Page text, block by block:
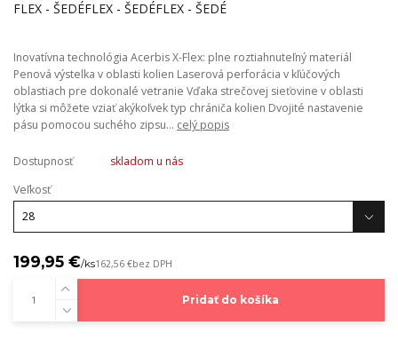
Inovatívna technológia Acerbis X-Flex: plne roztiahnuteľný materiál
Penová výstelka v oblasti kolien Laserová perforácia v kľúčových
oblastiach pre dokonalé vetranie Vďaka strečovej sieťovine v oblasti
lýtka si môžete vziať akýkoľvek typ chrániča kolien Dvojité nastavenie
pásu pomocou suchého zipsu... celý popis
Dostupnosť
skladom u nás
Veľkosť
199,95 €/ks162,56 €bez DPH
Pridať do košíka